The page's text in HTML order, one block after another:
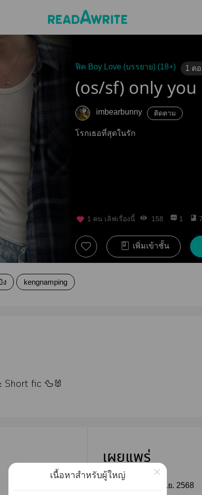
ฟิค Boy Love (บรรยาย) (18+) 1 ต
(os/sf) only
imbearbunny ติดตาม
โรกเธอที่สุดในรัก
1 คน เลิฟเรื่องนี้ 158 1 7
เพิ่มเข้าชั้น
ง kengnamping
Short fic 🦆🐰
เผยแพร่
14 ก.ย. 2568
เนื้อหาสำหรับผู้ใหญ่ ×